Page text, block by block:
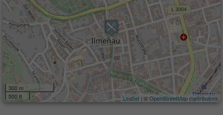
300 m
500 ft
Leaflet | ©OpenStreetMap contributors